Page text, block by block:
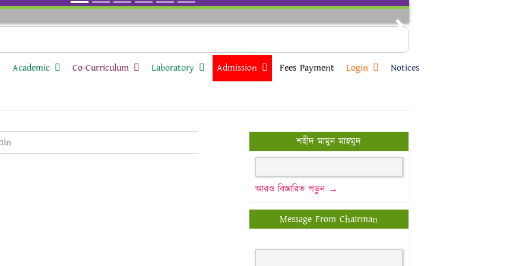
Next
Academic Co-Curriculum Laboratory Admission Fees Payment Login Notices
শহীদ মামুন মাহমুদ
আরও বিস্তারিত পড়ুন →
Message From Chairman